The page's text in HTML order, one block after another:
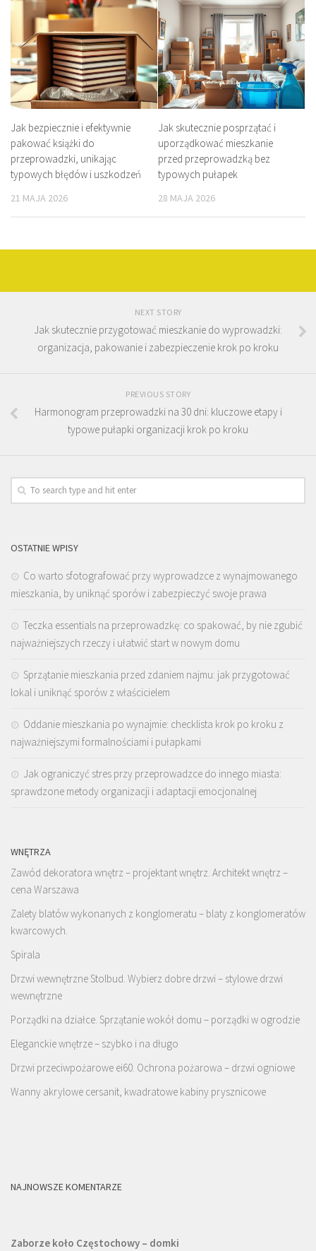
Jak bezpiecznie i efektywnie
pakować książki do
przeprowadzki, unikając
typowych błędów i uszkodzeń
21 MAJA 2026
Jak skutecznie posprzątać i
uporządkować mieszkanie
przed przeprowadzką bez
typowych pułapek
28 MAJA 2026
NEXT STORY
Jak skutecznie przygotować mieszkanie do wyprowadzki:
organizacja, pakowanie i zabezpieczenie krok po kroku
PREVIOUS STORY
Harmonogram przeprowadzki na 30 dni: kluczowe etapy i
typowe pułapki organizacji krok po kroku
OSTATNIE WPISY
Co warto sfotografować przy wyprowadzce z wynajmowanego
mieszkania, by uniknąć sporów i zabezpieczyć swoje prawa
Teczka essentials na przeprowadzkę: co spakować, by nie zgubić
najważniejszych rzeczy i ułatwić start w nowym domu
Sprzątanie mieszkania przed zdaniem najmu: jak przygotować
lokal i uniknąć sporów z właścicielem
Oddanie mieszkania po wynajmie: checklista krok po kroku z
najważniejszymi formalnościami i pułapkami
Jak ograniczyć stres przy przeprowadzce do innego miasta:
sprawdzone metody organizacji i adaptacji emocjonalnej
WNĘTRZA
Zawód dekoratora wnętrz – projektant wnętrz. Architekt wnętrz –
cena Warszawa
Zalety blatów wykonanych z konglomeratu – blaty z konglomeratów
kwarcowych.
Spirala
Drzwi wewnętrzne Stolbud. Wybierz dobre drzwi – stylowe drzwi
wewnętrzne
Porządki na działce. Sprzątanie wokół domu – porządki w ogrodzie
Eleganckie wnętrze – szybko i na długo
Drzwi przeciwpożarowe ei60. Ochrona pożarowa – drzwi ogniowe
Wanny akrylowe cersanit, kwadratowe kabiny prysznicowe
NAJNOWSZE KOMENTARZE
Zaborze koło Częstochowy – domki